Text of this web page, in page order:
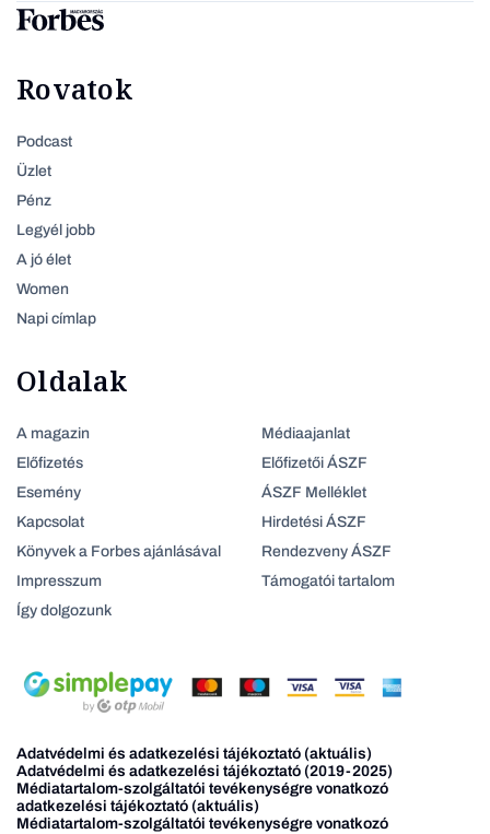
Rovatok
Podcast
Üzlet
Pénz
Legyél jobb
A jó élet
Women
Napi címlap
Oldalak
A magazin
Előfizetés
Esemény
Kapcsolat
Könyvek a Forbes ajánlásával
Impresszum
Így dolgozunk
Médiaajanlat
Előfizetői ÁSZF
ÁSZF Melléklet
Hirdetési ÁSZF
Rendezveny ÁSZF
Támogatói tartalom
Adatvédelmi és adatkezelési tájékoztató (aktuális)
Adatvédelmi és adatkezelési tájékoztató (2019-2025)
Médiatartalom-szolgáltatói tevékenységre vonatkozó
adatkezelési tájékoztató (aktuális)
Médiatartalom-szolgáltatói tevékenységre vonatkozó